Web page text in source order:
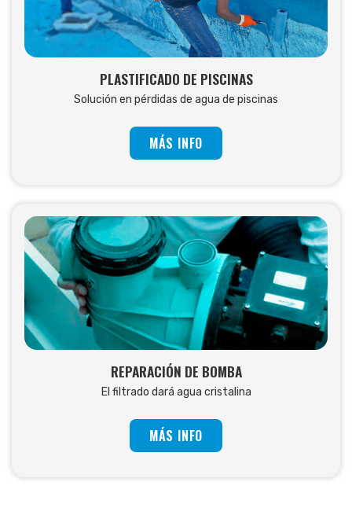
PLASTIFICADO DE PISCINAS
Solución en pérdidas de agua de piscinas
MÁS INFO
REPARACIÓN DE BOMBA
El filtrado dará agua cristalina
MÁS INFO